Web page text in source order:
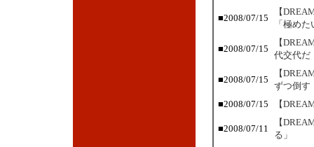
■2008/07/15
【
「極めた
■2008/07/15
【
代交代だ
■2008/07/15
【
ずつ倒す
■2008/07/15
【
■2008/07/11
【
る」